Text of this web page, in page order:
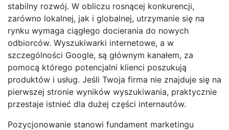
stabilny rozwój. W obliczu rosnącej konkurencji,
zarówno lokalnej, jak i globalnej, utrzymanie się na
rynku wymaga ciągłego docierania do nowych
odbiorców. Wyszukiwarki internetowe, a w
szczególności Google, są głównym kanałem, za
pomocą którego potencjalni klienci poszukują
produktów i usług. Jeśli Twoja firma nie znajduje się na
pierwszej stronie wyników wyszukiwania, praktycznie
przestaje istnieć dla dużej części internautów.
Pozycjonowanie stanowi fundament marketingu